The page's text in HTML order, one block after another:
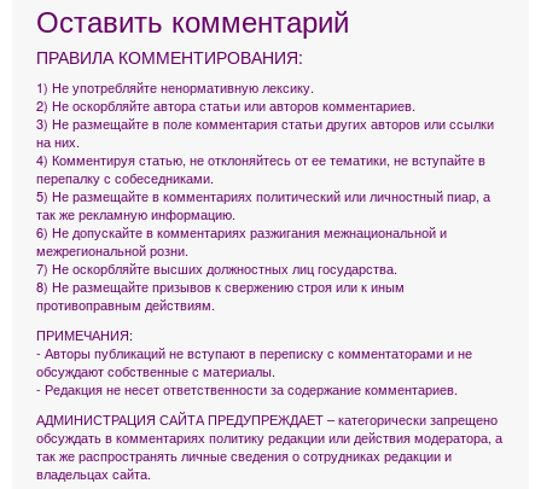
Оставить комментарий
ПРАВИЛА КОММЕНТИРОВАНИЯ:
1) Не употребляйте ненормативную лексику.
2) Не оскорбляйте автора статьи или авторов комментариев.
3) Не размещайте в поле комментария статьи других авторов или ссылки
на них.
4) Комментируя статью, не отклоняйтесь от ее тематики, не вступайте в
перепалку с собеседниками.
5) Не размещайте в комментариях политический или личностный пиар, а
так же рекламную информацию.
6) Не допускайте в комментариях разжигания межнациональной и
межрегиональной розни.
7) Не оскорбляйте высших должностных лиц государства.
8) Не размещайте призывов к свержению строя или к иным
противоправным действиям.
ПРИМЕЧАНИЯ:
- Авторы публикаций не вступают в переписку с комментаторами и не
обсуждают собственные с материалы.
- Редакция не несет ответственности за содержание комментариев.
АДМИНИСТРАЦИЯ САЙТА ПРЕДУПРЕЖДАЕТ – категорически запрещено
обсуждать в комментариях политику редакции или действия модератора, а
так же распространять личные сведения о сотрудниках редакции и
владельцах сайта.